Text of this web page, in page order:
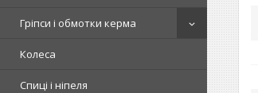
Гріпси і обмотки керма
Колеса
Спиці і ніпеля